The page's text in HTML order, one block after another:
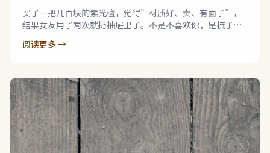
买了一把几百块的紫光檀，觉得”材质好、贵、有面子”，
结果女友用了两次就扔抽屉里了。不是不喜欢你，是梳子真
阅读更多 →